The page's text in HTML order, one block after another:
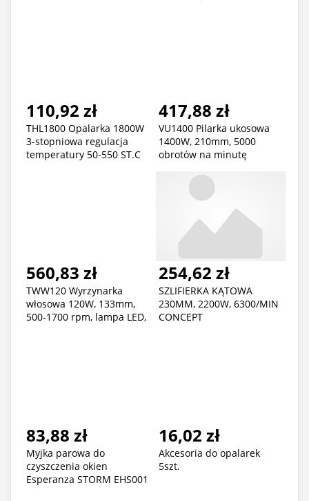
110,92 zł
THL1800 Opalarka 1800W
3-stopniowa regulacja
temperatury 50-550 ST.C
417,88 zł
VU1400 Pilarka ukosowa
1400W, 210mm, 5000
obrotów na minutę
560,83 zł
TWW120 Wyrzynarka
włosowa 120W, 133mm,
500-1700 rpm, lampa LED,
254,62 zł
SZLIFIERKA KĄTOWA
230MM, 2200W, 6300/MIN
CONCEPT
83,88 zł
Myjka parowa do
czyszczenia okien
Esperanza STORM EHS001
16,02 zł
Akcesoria do opalarek
5szt.